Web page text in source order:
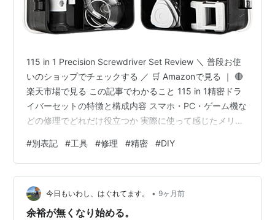
115 in 1 Precision Screwdriver Set Review ＼ 普段お使
いのショップでチェックする ／ 🛒 Amazonで見る ｜ 🔴
楽天市場で見る この記事でわかること 115 in 1精密ドラ
イバーセットの特徴と構成内容 スマホ・PC・ゲーム機な
どの修理でどれだけ役立つか 実際に使って感じたメリッ
DIYやガジェット整備の効率が上がる理由 商品概要 115
in 1 精密ドライバーセットは、スマホ・PC・ゲーム機・
時計・カメラなど、精密機器の修理に必要なビットを網
羅したプロ仕様のツールキットです。 特殊ネジにも対
応…
#別表記 #工具 #修理 #精密 #DIY
今日もいわし、はぐれてます。 • 9ヶ月前
余裕が無くなり始める。